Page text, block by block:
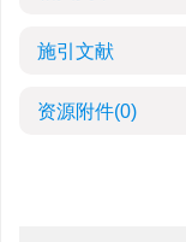
施引文献
资源附件(0)